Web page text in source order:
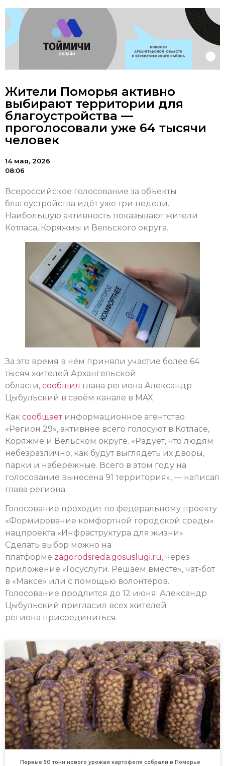
Жители Поморья активно
выбирают территории для
благоустройства —
проголосовали уже 64 тысячи
человек
14 мая, 2026
08:06
Всероссийское голосование за объекты
благоустройства идёт уже три недели.
Наибольшую активность показывают жители
Котласа, Коряжмы и Вельского округа.
За это время в нём приняли участие более 64
тысяч жителей Архангельской
области, сообщил глава региона Александр
Цыбульский в своём канале в MAX.
Как сообщаетинформационное агентство
«Регион 29», активнее всего голосуют в Котласе,
Коряжме и Вельском округе. «Радует, что людям
небезразлично, как будут выглядеть их дворы,
парки и набережные. Всего в этом году на
голосование вынесена 91 территория», — написал
глава региона.
Голосование проходит по федеральному проекту
«Формирование комфортной городской среды»
нацпроекта «Инфраструктура для жизни».
Сделать выбор можно на
платформе zagorodsreda.gosuslugi.ru, через
приложение «Госуслуги. Решаем вместе», чат-бот
в «Максе» или с помощью волонтёров.
Голосование продлится до 12 июня. Александр
Цыбульский пригласил всех жителей
региона присоединиться.
Первые 50 тонн нового урожая картофеля собрали в Поморье